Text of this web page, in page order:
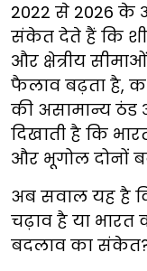
2022 से 2026 के
संकेत देते हैं कि
और क्षेत्रीय
फैलाव बढ़ता है,
की असामान्य ठंड
दिखाती है कि
और भूगोल दोनों
अब सवाल यह है
चढ़ाव है या भारत
बदलाव का